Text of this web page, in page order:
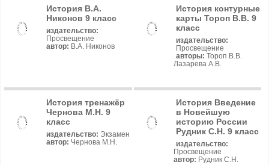
История В.А.
Никонов 9 класс
издательство:
Просвещение
автор: В.А. Никонов
История контурные
карты Тороп В.В. 9
класс
издательство:
Просвещение
авторы: Тороп В.В.
Лазарева А.В.
История тренажёр
Чернова М.Н. 9
класс
издательство: Экзамен
автор: Чернова М.Н.
История Введение
в Новейшую
историю России
Рудник С.Н. 9 класс
издательство:
Просвещение
автор: Рудник С.Н.